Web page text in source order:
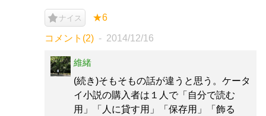
ナイス ★6
コメント(2) 2014/12/16
維緒
(続き)そもそもの話が違うと思う。ケータ
イ小説の購入者は１人で「自分で読む
用」「人に貸す用」「保存用」「飾る